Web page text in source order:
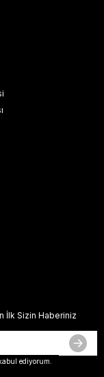
İlk Sizin Haberiniz
ediyorum.